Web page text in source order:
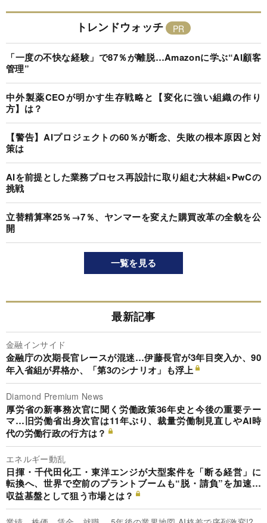
トレンドウォッチ
「一度の不快な経験」で87％が離脱…Amazonに学ぶ“AI顧客
管理”
中外製薬CEOが明かす生存戦略と【変化に強い組織の作り
方】は？
【警告】AIプロジェクトの60％が断念、失敗の根本原因と対
策は
AIを前提とした業務プロセス再設計に取り組む大林組×PwCの
挑戦
立替精算率25％→7％、ヤンマーを変えた購買改革の全貌を公
開
一覧を見る
最新記事
金融インサイド
金融庁の次期長官レースが混迷…伊藤長官が3年目突入か、90
年入省組が昇格か、「第3のシナリオ」も浮上
Diamond Premium News
厚労省の新事務次官に聞く労働政策36年史と今後の重要テー
マ…旧労働省出身次官は11年ぶり、裁量労働制見直しやAI時
代の労働行政の行方は？
エネルギー動乱
日揮・千代田化工・東洋エンジが大型案件を「断る経営」に
転換へ、世界で空前のプラントブームも“脱・請負”を加速…
収益基盤として狙う市場とは？